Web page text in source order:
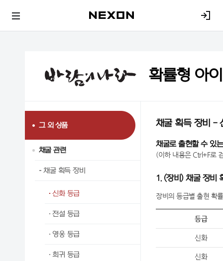
확률형 아
그 외 상품
채굴 관련
채굴 획득 장비
신화 등급
전설 등급
영웅 등급
희귀 등급
채굴 획득 장비 -
채굴로 출현할 수 있
(이하 내용은 Ctrl+F로
1. (장비) 채굴 장비
장비의 등급별 출현 확
등급
신화
신화